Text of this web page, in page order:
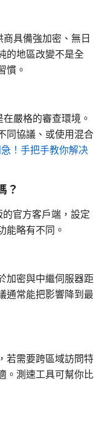
具備強加密、無日
的地區改變不是全
慣。
嚴格的審查環境。
同協議、或使用混合
！手把手教你解决
？
官方客戶端，設定
能略有不同。
加密與中繼伺服器距
通常能把影響降到最
若需要跨區域訪問特
。測速工具可幫你比